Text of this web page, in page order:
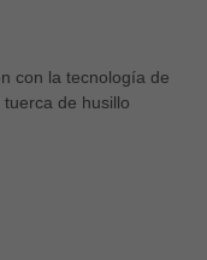
con la tecnología de
de husillo